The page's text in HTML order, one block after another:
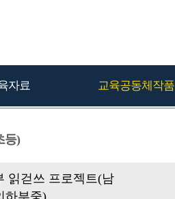
자료 교육공동체작품
등)
읽걷쓰 프로젝트(남
하부중)